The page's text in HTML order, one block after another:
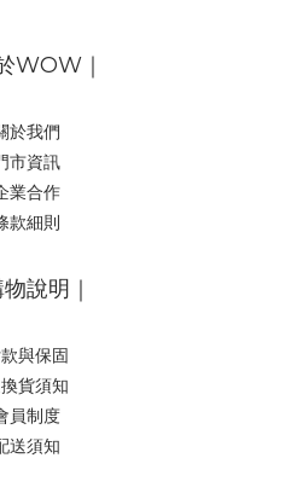
WOW｜
於我們
市資訊
業合作
款細則
物說明｜
與保固
貨須知
員制度
送須知